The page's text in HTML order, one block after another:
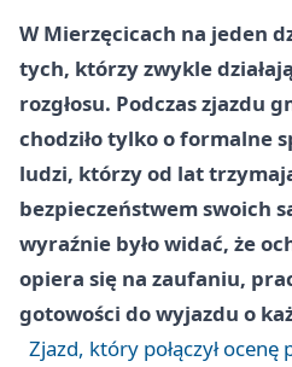
W Mierzęcicach na jeden
tych, którzy zwykle
rozgłosu. Podczas zjazdu
chodziło tylko o formalne
ludzi, którzy od lat
bezpieczeństwem swoich
wyraźnie było widać, że
opiera się na zaufaniu,
gotowości do wyjazdu o
Zjazd, który połączył